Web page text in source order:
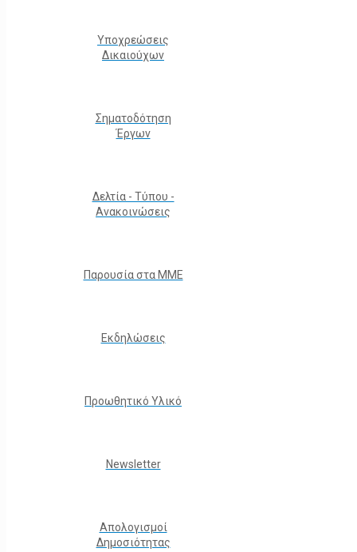
Υποχρεώσεις
Δικαιούχων
Σηματοδότηση
Έργων
Δελτία - Τύπου -
Ανακοινώσεις
Παρουσία στα ΜΜΕ
Εκδηλώσεις
Προωθητικό Υλικό
Νewsletter
Απολογισμοί
Δημοσιότητας